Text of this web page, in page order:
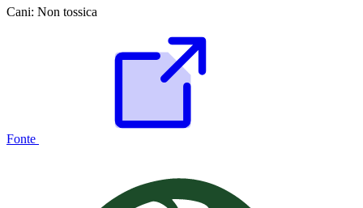
Cani: Non tossica
Fonte